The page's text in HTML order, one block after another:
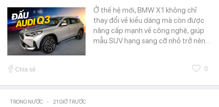
Ở thế hệ mới, BMW X1 không chỉ
thay đổi về kiểu dáng mà còn được
nâng cấp mạnh về công nghệ, giúp
mẫu SUV hạng sang cỡ nhỏ trở nên…
Chia sẻ 0
TRONG NƯỚC - 21 GIỜ TRƯỚC